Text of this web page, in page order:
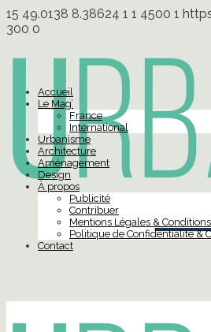
15 49.0138 8.38624 1 1 4500 1
300 0
Accueil
Le Mag’
France
International
Urbanisme
Architecture
Aménagement
Design
À propos
Publicité
Contribuer
Mentions Légales &
Politique de Confidentialité &
Contact